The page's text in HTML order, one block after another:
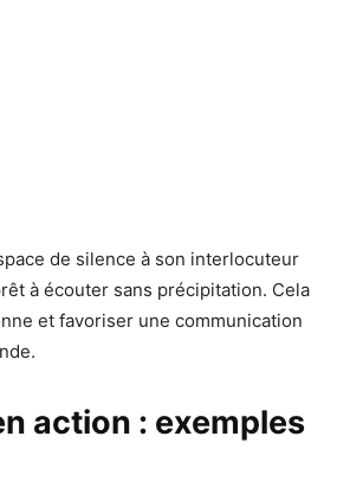
de silence à son interlocuteur
à écouter sans précipitation. Cela
et favoriser une communication
action : exemples